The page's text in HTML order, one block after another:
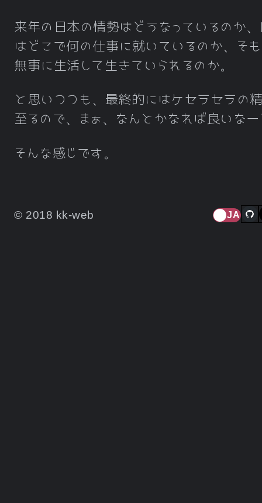
来年の日本の情勢はどうなっているのか
はどこで何の仕事に就いているのか、そ
無事に生活して生きていられるのか。
と思いつつも、最終的にはケセラセラの
至るので、まぁ、なんとかなれば良いな
そんな感じです。
© 2018 kk-web JA